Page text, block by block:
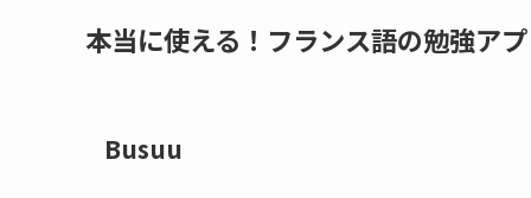
本当に使える！フランス語の勉強ア
Busuu